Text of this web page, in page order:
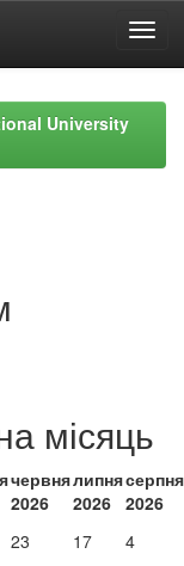
University
місяць
червня
2026
липня
2026
серпня
2026
23 17 4